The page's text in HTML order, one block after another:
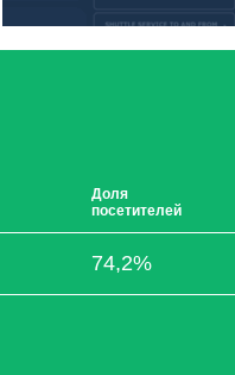
Доля
посетителей
74,2%